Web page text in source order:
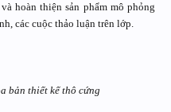
hoàn thiện sản phẩm mô phỏng
các cuộc thảo luận trên lớp.
bản thiết kế thô cứng